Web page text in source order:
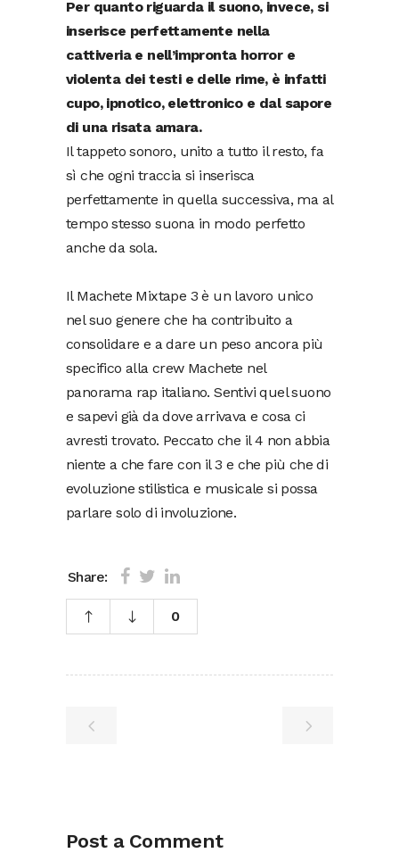
Per quanto riguarda il suono, invece, si
inserisce perfettamente nella
cattiveria e nell’impronta horror e
violenta dei testi e delle rime, è infatti
cupo, ipnotico, elettronico e dal sapore
di una risata amara.
Il tappeto sonoro, unito a tutto il resto, fa
sì che ogni traccia si inserisca
perfettamente in quella successiva, ma al
tempo stesso suona in modo perfetto
anche da sola.
Il Machete Mixtape 3 è un lavoro unico
nel suo genere che ha contribuito a
consolidare e a dare un peso ancora più
specifico alla crew Machete nel
panorama rap italiano. Sentivi quel suono
e sapevi già da dove arrivava e cosa ci
avresti trovato. Peccato che il 4 non abbia
niente a che fare con il 3 e che più che di
evoluzione stilistica e musicale si possa
parlare solo di involuzione.
Share:
0
Post a Comment